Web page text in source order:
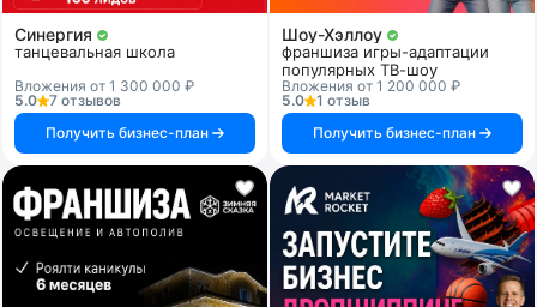
Синергия
танцевальная школа
Вложения от 1 300 000 ₽
5.0
7 отзывов
Получить бизнес-план
Шоу-Хэллоу
франшиза игры-адаптации
популярных ТВ-шоу
Вложения от 1 200 000 ₽
5.0
1 отзыв
Получить бизнес-план